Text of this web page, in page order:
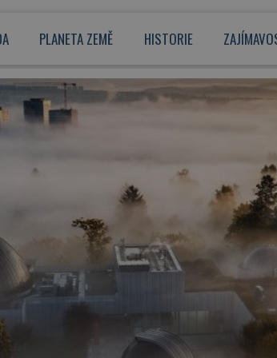
PLANETA ZEMĚ HISTORIE